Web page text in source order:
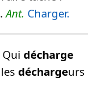
. Ant. Charger.
Qui décharge
les déchargeurs